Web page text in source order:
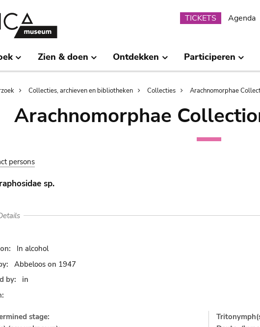
Submenu
TICKETS Agenda
Zien & doen Ontdekken Participeren
Collecties, archieven en bibliotheken Collecties Arachnomorphae
Arachnomorphae
persons
sp.
In alcohol
Abbeloos on 1947
by:
in
stage: